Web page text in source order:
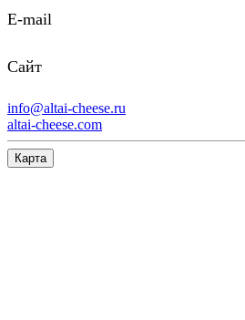
E-mail
Сайт
info@altai-cheese.ru
altai-cheese.com
Карта